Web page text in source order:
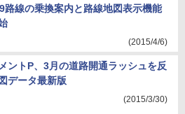
路線の乗換案内と路線地図表示機能
(2015/4/6)
ントP、3月の道路開通ラッシュを反
データ最新版
(2015/3/30)